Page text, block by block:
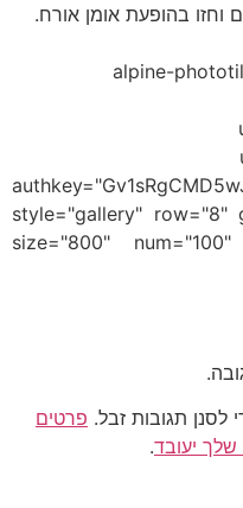
וחזו בהופעת אומן אורח.
[alpine-
style="gallery" row="8"
size="800"
פרטים
יעובד.